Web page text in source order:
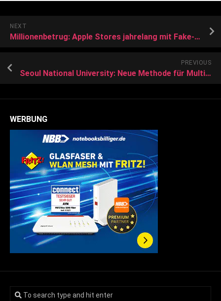
NEXT
Millionenbetrug: Apple Stores jahrelang mit Fake-iPhones getäuscht
PREVIOUS
Seoul National University: Neue Methode für Multimaterial-FDM-3D-Druck
WERBUNG